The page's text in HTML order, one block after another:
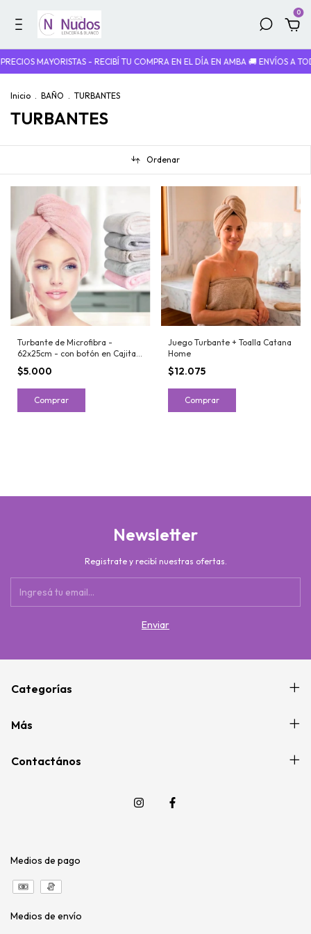
0
MAYORISTAS - RECIBÍ TU COMPRA EN EL DÍA EN AMBA 🚚 ENVÍOS A
Inicio . BAÑO . TURBANTES
TURBANTES
Ordenar
Turbante de Microfibra -
62x25cm - con botón en Cajita -
City Blanco
$5.000
Comprar
Juego Turbante + Toalla Catana
Home
$12.075
Comprar
Newsletter
Registrate y recibí nuestras ofertas.
Categorías
Más
Contactános
Medios de pago
Medios de envío